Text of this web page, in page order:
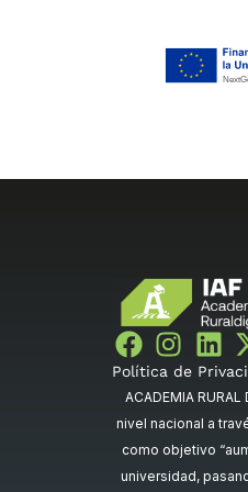
Política de
ACADEMIA
nivel nacional a
como objetivo
universidad,